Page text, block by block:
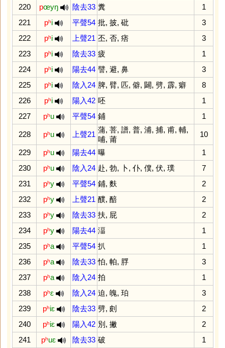
220
pœyŋ 陰去33 糞
1
221
pʰi 平聲54 批, 披, 砒
3
222
pʰi 上聲21 丕, 否, 痞
3
223
pʰi 陰去33 疲
1
224
pʰi 陽去44 譬, 避, 鼻
3
225
pʰi 陰入24 脾, 臂, 匹, 僻, 闢, 劈, 霹, 癖
8
226
pʰi 陽入42 呸
1
227
pʰu 平聲54 鋪 1
228 pʰu 上聲21
蒲, 菩, 譜, 普, 浦, 捕, 甫, 輔,
哺, 莆
10
229 pʰu 陽去44 曝
1
230
pʰu 陰入24 赴, 勃, 卜, 仆, 僕, 伏, 璞
7
231
pʰy 平聲54 鋪, 麩
2
232
pʰy 上聲21 醭, 醅
2
233
pʰy 陰去33 扶, 屁
2
234
pʰy 陽去44 湢
1
235
pʰa 平聲54 扒
1
236
pʰa 陰去33 怕, 帕, 脬
3
237
pʰa 陰入24 拍
1
238
pʰɛ 陰入24 迫, 魄, 珀
3
239
pʰiɛ 陰去33 劈, 㓟
2
240
pʰiɛ 陽入42 別 , 撇
2
241
pʰuɛ 陰去33 破
1